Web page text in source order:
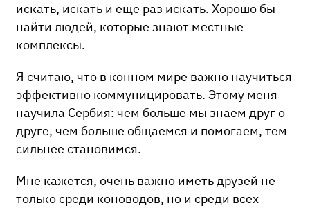
искать, искать и еще раз искать. Хорошо бы
найти людей, которые знают местные
комплексы.
Я считаю, что в конном мире важно научиться
эффективно коммуницировать. Этому меня
научила Сербия: чем больше мы знаем друг о
друге, чем больше общаемся и помогаем, тем
сильнее становимся.
Мне кажется, очень важно иметь друзей не
только среди коноводов, но и среди всех